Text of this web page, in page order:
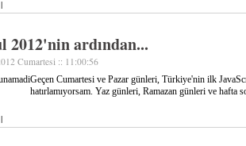
|
2012'nin ardından...
Cumartesi :: 11:00:56
Geçen Cumartesi ve Pazar günleri, Türkiye'nin ilk
hatırlamıyorsam. Yaz günleri, Ramazan günleri ve hafta
|